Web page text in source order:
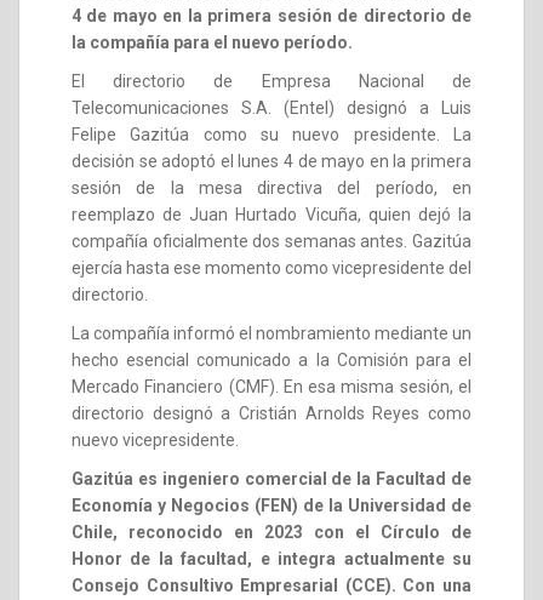
4 de mayo en la primera sesión de directorio de
la compañía para el nuevo período.
El directorio de Empresa Nacional de
Telecomunicaciones S.A. (Entel) designó a Luis
Felipe Gazitúa como su nuevo presidente. La
decisión se adoptó el lunes 4 de mayo en la primera
sesión de la mesa directiva del período, en
reemplazo de Juan Hurtado Vicuña, quien dejó la
compañía oficialmente dos semanas antes. Gazitúa
ejercía hasta ese momento como vicepresidente del
directorio.
La compañía informó el nombramiento mediante un
hecho esencial comunicado a la Comisión para el
Mercado Financiero (CMF). En esa misma sesión, el
directorio designó a Cristián Arnolds Reyes como
nuevo vicepresidente.
Gazitúa es ingeniero comercial de la Facultad de
Economía y Negocios (FEN) de la Universidad de
Chile, reconocido en 2023 con el Círculo de
Honor de la facultad, e integra actualmente su
Consejo Consultivo Empresarial (CCE). Con una